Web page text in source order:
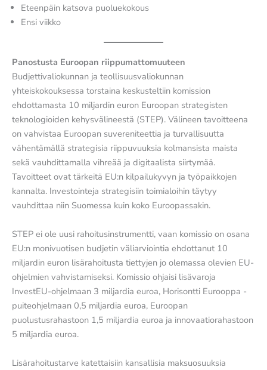
Eteenpäin katsova puoluekokous
Ensi viikko
Panostusta Euroopan riippumattomuuteen
Budjettivaliokunnan ja teollisuusvaliokunnan
yhteiskokouksessa torstaina keskusteltiin komission
ehdottamasta 10 miljardin euron Euroopan strategisten
teknologioiden kehysvälineestä (STEP). Välineen tavoitteena
on vahvistaa Euroopan suvereniteettia ja turvallisuutta
vähentämällä strategisia riippuvuuksia kolmansista maista
sekä vauhdittamalla vihreää ja digitaalista siirtymää.
Tavoitteet ovat tärkeitä EU:n kilpailukyvyn ja työpaikkojen
kannalta. Investointeja strategisiin toimialoihin täytyy
vauhdittaa niin Suomessa kuin koko Euroopassakin.
STEP ei ole uusi rahoitusinstrumentti, vaan komissio on osana
EU:n monivuotisen budjetin väliarviointia ehdottanut 10
miljardin euron lisärahoitusta tiettyjen jo olemassa olevien EU-
ohjelmien vahvistamiseksi. Komissio ohjaisi lisävaroja
InvestEU-ohjelmaan 3 miljardia euroa, Horisontti Eurooppa -
puiteohjelmaan 0,5 miljardia euroa, Euroopan
puolustusrahastoon 1,5 miljardia euroa ja innovaatiorahastoon
5 miljardia euroa.
Lisärahoitustarve katettaisiin kansallisia maksuosuuksia